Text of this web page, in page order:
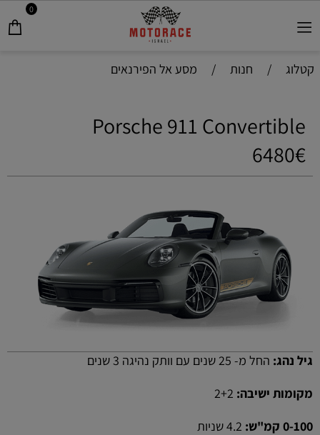
0
קטלוג / חנות / מסע אל הפירנאים
Porsche 911 Convertible
6480€
גיל נהג: החל מ- 25 שנים עם וותק נהיגה 3 שנים
מקומות ישיבה:
0-100 קמ"ש: